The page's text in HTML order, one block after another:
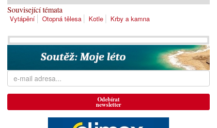
Související témata
Vytápění Otopná tělesa Kotle Krby a kamna
Odebírat
newsletter